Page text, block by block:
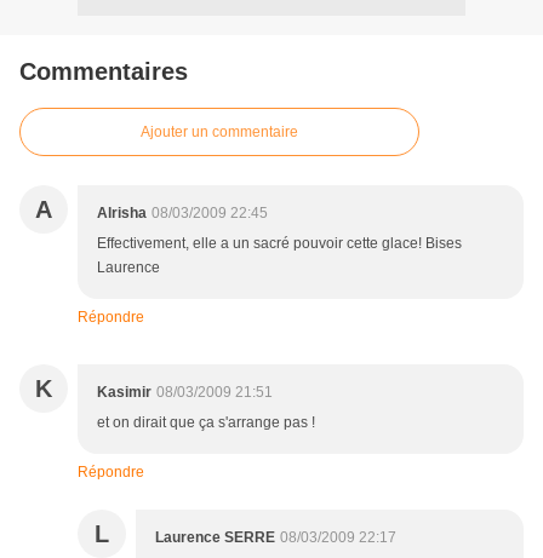
Commentaires
Ajouter un commentaire
A Alrisha 08/03/2009 22:45
Effectivement, elle a un sacré pouvoir cette glace! Bises
Laurence
Répondre
K Kasimir 08/03/2009 21:51
et on dirait que ça s'arrange pas !
Répondre
L Laurence SERRE 08/03/2009 22:17